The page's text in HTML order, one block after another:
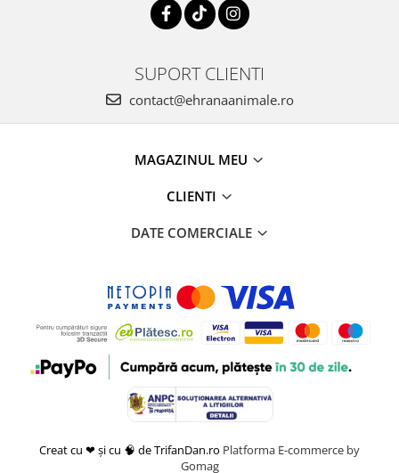
SUPORT CLIENTI
contact@ehranaanimale.ro
MAGAZINUL MEU
CLIENTI
DATE COMERCIALE
Creat cu ❤ și cu 🧠 de TrifanDan.ro Platforma E-commerce by
Gomag